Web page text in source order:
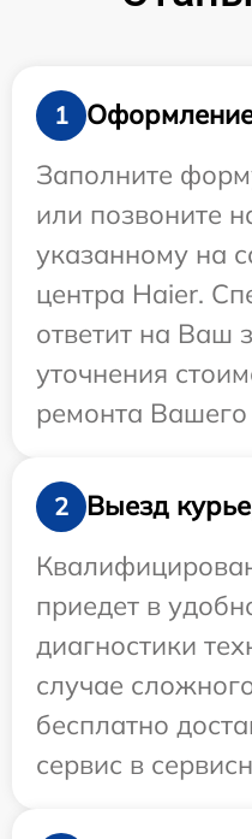
1
Заполните
или позвоните
указанному на
центра Haier.
ответит на Ваш
уточнения
ремонта Вашего
2
Выезд
приедет в
диагностики
случае
бесплатно
сервис в